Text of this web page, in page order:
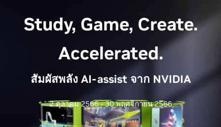
Study, Game, Create.
Accelerated.
สัมผัสพลัง AI-assist จาก NVIDIA
2 ตุลาคม 2566 - 30 พฤศจิกายน 2566